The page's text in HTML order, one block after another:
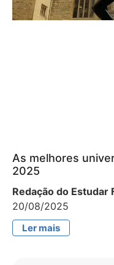
As melhores
2025
Redação do Estudar
20/08/2025
Ler mais